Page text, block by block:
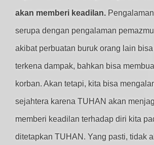
akan memberi keadilan.
serupa dengan pengalaman
akibat perbuatan buruk orang lain
terkena dampak, bahkan bisa
korban. Akan tetapi, kita bisa
sejahtera karena TUHAN akan
memberi keadilan terhadap diri kita
ditetapkan TUHAN. Yang pasti, tidak